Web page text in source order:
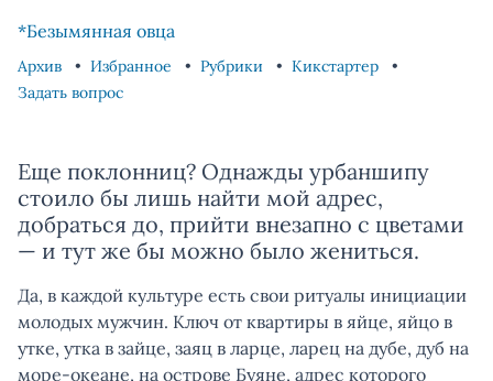
*Безымянная овца
Архив Избранное Рубрики
Кикстартер
Задать вопрос
Еще поклонниц? Однажды урбаншипу
стоило бы лишь найти мой адрес,
добраться до, прийти внезапно с цветами
— и тут же бы можно было жениться.
Да, в каждой культуре есть свои ритуалы инициации
молодых мужчин. Ключ от квартиры в яйце, яйцо в
утке, утка в зайце, заяц в ларце, ларец на дубе, дуб на
море-океане, на острове Буяне, адрес которого